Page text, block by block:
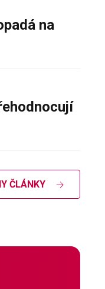
na
ČLÁNKY